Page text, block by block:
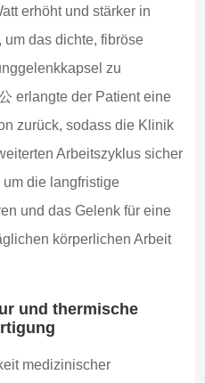
erhöht und stärker in
um das dichte, fibröse
zu
erlangte der Patient eine
zurück, sodass die Klinik
Arbeitszyklus sicher
um die langfristige
und das Gelenk für eine
körperlichen Arbeit
und thermische
medizinischer